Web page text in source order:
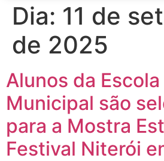
Dia: 11 de
de 2025
Alunos da
Municipal são
para a Mostra
Festival Niterói